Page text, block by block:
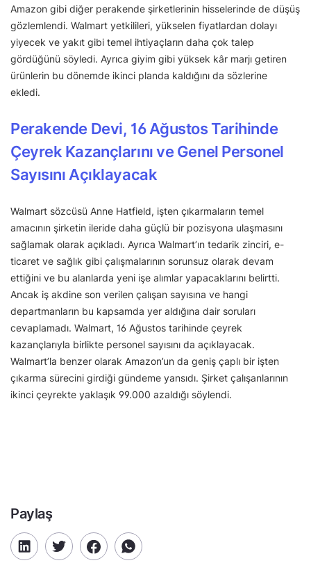
Amazon gibi diğer perakende şirketlerinin hisselerinde de düşüş
gözlemlendi. Walmart yetkilileri, yükselen fiyatlardan dolayı
yiyecek ve yakıt gibi temel ihtiyaçların daha çok talep
gördüğünü söyledi. Ayrıca giyim gibi yüksek kâr marjı getiren
ürünlerin bu dönemde ikinci planda kaldığını da sözlerine
ekledi.
Perakende Devi, 16 Ağustos Tarihinde
Çeyrek Kazançlarını ve Genel Personel
Sayısını Açıklayacak
Walmart sözcüsü Anne Hatfield, işten çıkarmaların temel
amacının şirketin ileride daha güçlü bir pozisyona ulaşmasını
sağlamak olarak açıkladı. Ayrıca Walmart’ın tedarik zinciri, e-
ticaret ve sağlık gibi çalışmalarının sorunsuz olarak devam
ettiğini ve bu alanlarda yeni işe alımlar yapacaklarını belirtti.
Ancak iş akdine son verilen çalışan sayısına ve hangi
departmanların bu kapsamda yer aldığına dair soruları
cevaplamadı. Walmart, 16 Ağustos tarihinde çeyrek
kazançlarıyla birlikte personel sayısını da açıklayacak.
Walmart’la benzer olarak Amazon’un da geniş çaplı bir işten
çıkarma sürecini girdiği gündeme yansıdı. Şirket çalışanlarının
ikinci çeyrekte yaklaşık 99.000 azaldığı söylendi.
Paylaş